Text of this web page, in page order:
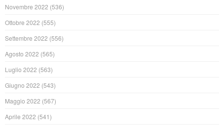
Novembre 2022 (536)
Ottobre 2022 (555)
Settembre 2022 (556)
Agosto 2022 (565)
Luglio 2022 (563)
Giugno 2022 (543)
Maggio 2022 (567)
Aprile 2022 (541)